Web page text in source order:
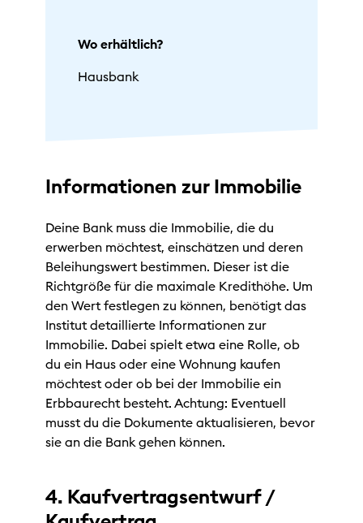
Wo erhältlich?
Hausbank
Informationen zur Immobilie
Deine Bank muss die Immobilie, die du
erwerben möchtest, einschätzen und deren
Beleihungswert bestimmen. Dieser ist die
Richtgröße für die maximale Kredithöhe. Um
den Wert festlegen zu können, benötigt das
Institut detaillierte Informationen zur
Immobilie. Dabei spielt etwa eine Rolle, ob
du ein Haus oder eine Wohnung kaufen
möchtest oder ob bei der Immobilie ein
Erbbaurecht besteht. Achtung: Eventuell
musst du die Dokumente aktualisieren, bevor
sie an die Bank gehen können.
4. Kaufvertragsentwurf /